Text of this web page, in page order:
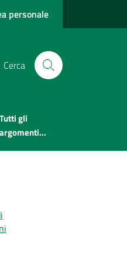
personale
Cerca
Tutti gli
argomenti...